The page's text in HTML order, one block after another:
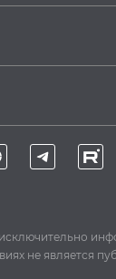
не является